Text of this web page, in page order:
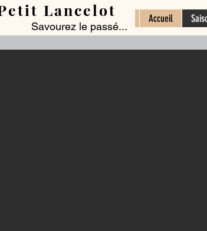
Lancelot
Savourez le passé...
Accueil